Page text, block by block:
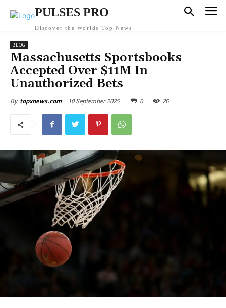
PULSES PRO
Discover the Worlds Top News
BLOG
Massachusetts Sportsbooks
Accepted Over $11M In
Unauthorized Bets
By topxnews.com 10 September 2025 0 26